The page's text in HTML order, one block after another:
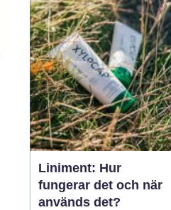
spänningar och stödja
kroppens egen förmåga
till åt...
Liniment: Hur
fungerar det och när
används det?